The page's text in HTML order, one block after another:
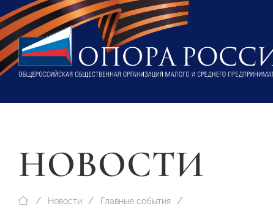
НОВОСТИ
Новости Главные события